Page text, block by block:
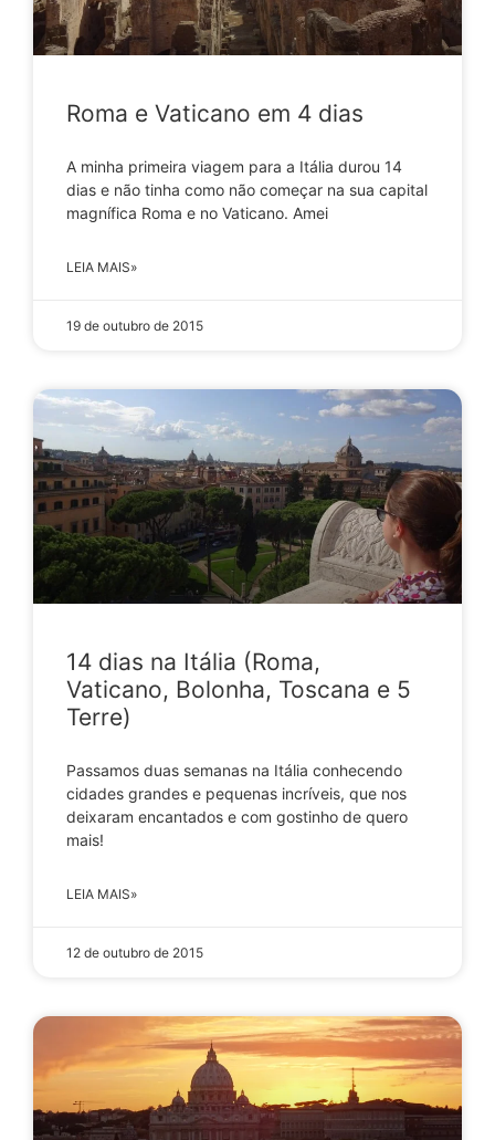
Roma e Vaticano em 4 dias
A minha primeira viagem para a Itália durou 14
dias e não tinha como não começar na sua capital
magnífica Roma e no Vaticano. Amei
LEIA MAIS»
19 de outubro de 2015
14 dias na Itália (Roma,
Vaticano, Bolonha, Toscana e 5
Terre)
Passamos duas semanas na Itália conhecendo
cidades grandes e pequenas incríveis, que nos
deixaram encantados e com gostinho de quero
mais!
LEIA MAIS»
12 de outubro de 2015